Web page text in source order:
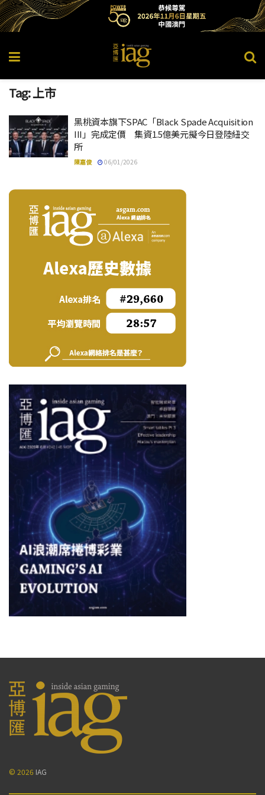
Tag:上市
黑桃資本旗下SPAC「Black Spade Acquisition
III」完成定價 集資1.5億美元擬今日登陸紐交
所
陳嘉俊 06/01/2026
© 2026 IAG